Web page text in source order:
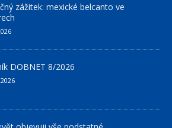
zážitek: mexické belcanto ve
DOBNET 8/2026